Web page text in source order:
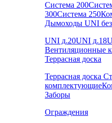
Система 200
300Система 250
Дымоходы UNI без
UNI д.20UNI д.18
Вентиляционные
Террасная доска
Террасная доска
комплектующие
Заборы
Ограждения